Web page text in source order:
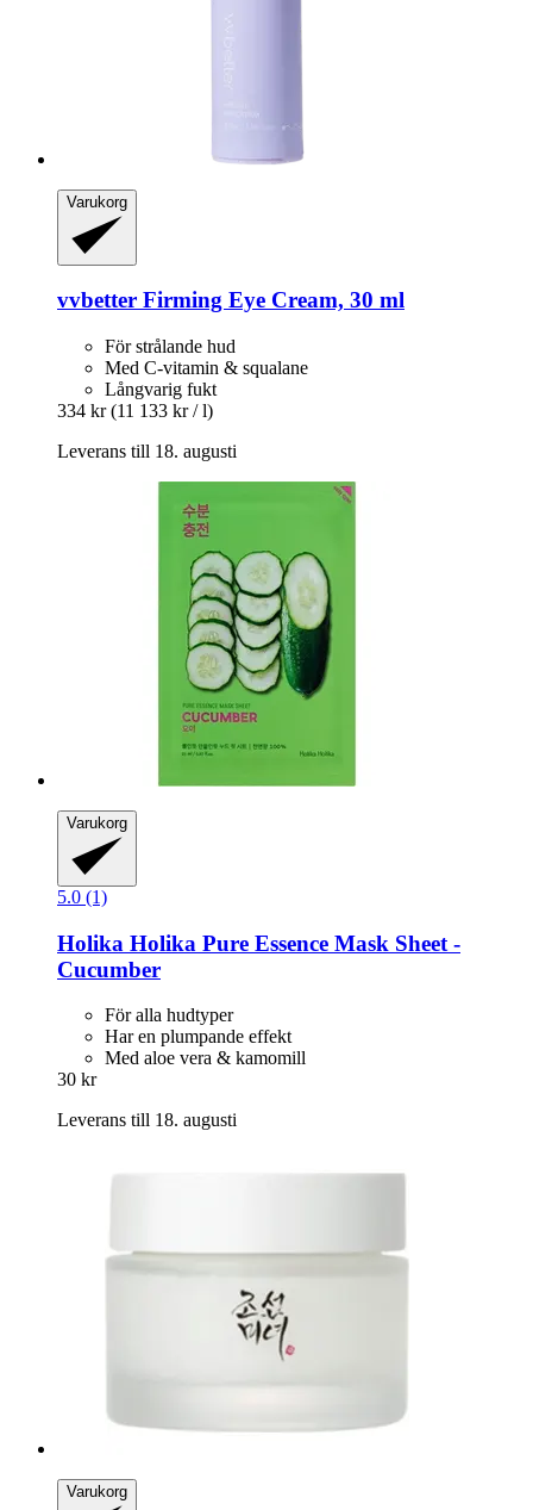
Varukorg
vvbetter Firming Eye Cream, 30 ml
För strålande hud
Med C-vitamin & squalane
Långvarig fukt
334 kr (11 133 kr / l)
Leverans till 18. augusti
Varukorg
5.0 (1)
Holika Holika Pure Essence Mask Sheet -​
Cucumber
För alla hudtyper
Har en plumpande effekt
Med aloe vera & kamomill
30 kr
Leverans till 18. augusti
Varukorg